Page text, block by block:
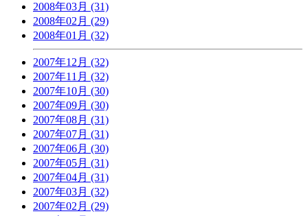
2008年03月 (31)
2008年02月 (29)
2008年01月 (32)
2007年12月 (32)
2007年11月 (32)
2007年10月 (30)
2007年09月 (30)
2007年08月 (31)
2007年07月 (31)
2007年06月 (30)
2007年05月 (31)
2007年04月 (31)
2007年03月 (32)
2007年02月 (29)